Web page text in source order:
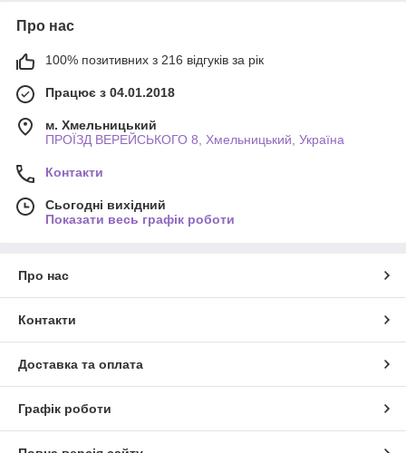
Про нас
100% позитивних з 216 відгуків за рік
Працює з 04.01.2018
м. Хмельницький
ПРОЇЗД ВЕРЕЙСЬКОГО 8, Хмельницький, Україна
Контакти
Сьогодні вихідний
Показати весь графік роботи
Про нас
Контакти
Доставка та оплата
Графік роботи